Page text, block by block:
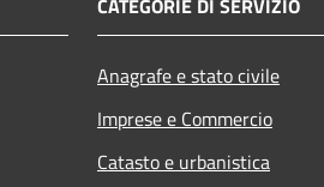
CATEGORIE DI SERVIZIO
Anagrafe e stato civile
Imprese e Commercio
Catasto e urbanistica